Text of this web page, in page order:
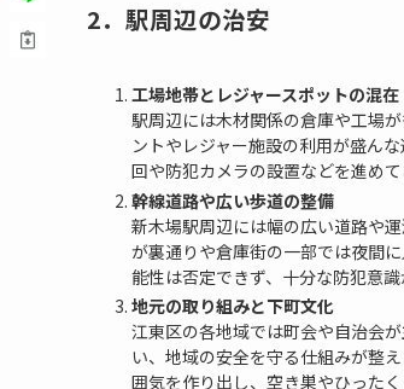
2．駅周辺の治安
工場地帯とレジャースポットの混在
駅周辺には木材関係の倉庫や工場
ントやレジャー施設の利用が盛ん
回や防犯カメラの設置などを進め
幹線道路や広い歩道の整備
新木場駅周辺には幅の広い道路や
が裏通りや倉庫街の一部では夜間
能性は否定できず、十分な防犯意識
地元の取り組みと下町文化
江東区の各地域では町会や自治会
い、地域の安全を守る仕組みが整
囲気を作り出し、空き巣やひった